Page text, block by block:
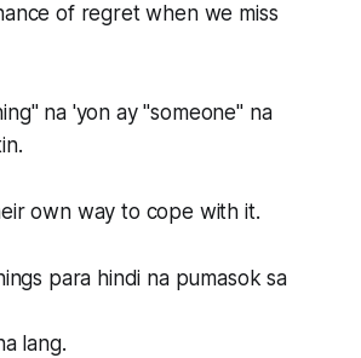
of regret when we miss
na 'yon ay "someone" na
own way to cope with it.
para hindi na pumasok sa
lang.